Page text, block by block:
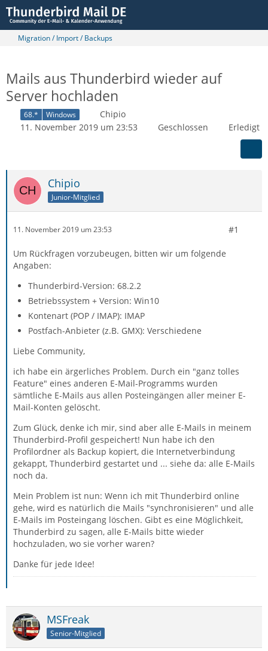
Migration / Import / Backups
Mails aus Thunderbird wieder auf
Server hochladen
68.* Windows
Chipio
11. November 2019 um 23:53
Geschlossen Erledigt
Chipio
Junior-Mitglied
11. November 2019 um 23:53 #1
Um Rückfragen vorzubeugen, bitten wir um folgende
Angaben:
Thunderbird-Version: 68.2.2
Betriebssystem + Version: Win10
Kontenart (POP / IMAP): IMAP
Postfach-Anbieter (z.B. GMX): Verschiedene
Liebe Community,
ich habe ein ärgerliches Problem. Durch ein "ganz tolles
Feature" eines anderen E-Mail-Programms wurden
sämtliche E-Mails aus allen Posteingängen aller meiner E-
Mail-Konten gelöscht.
Zum Glück, denke ich mir, sind aber alle E-Mails in meinem
Thunderbird-Profil gespeichert! Nun habe ich den
Profilordner als Backup kopiert, die Internetverbindung
gekappt, Thunderbird gestartet und ... siehe da: alle E-Mails
noch da.
Mein Problem ist nun: Wenn ich mit Thunderbird online
gehe, wird es natürlich die Mails "synchronisieren" und alle
E-Mails im Posteingang löschen. Gibt es eine Möglichkeit,
Thunderbird zu sagen, alle E-Mails bitte wieder
hochzuladen, wo sie vorher waren?
Danke für jede Idee!
MSFreak
Senior-Mitglied